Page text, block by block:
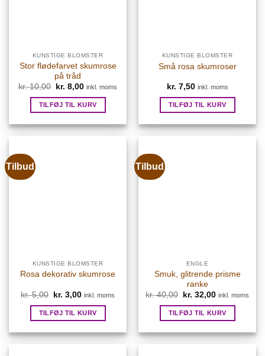
KUNSTIGE BLOMSTER
Stor flødefarvet skumrose
på tråd
kr.10,00
Den
pris
var:
kr. 8,00Den
pris
er:
inkl. moms
TILFØJ TIL KURV
KUNSTIGE BLOMSTER
Små rosa skumroser
kr. 7,50 inkl. moms
TILFØJ TIL KURV
Tilbud
KUNSTIGE BLOMSTER
Rosa dekorativ skumrose
kr.5,00
Den
pris
var:
kr. 3,00Den
pris
er:
inkl. moms
TILFØJ TIL KURV
Tilbud
ENGLE
Smuk, glitrende prisme
ranke
kr.40,00
Den
pris
var:
kr. 32,00Den
pris
er:
inkl. moms
TILFØJ TIL KURV